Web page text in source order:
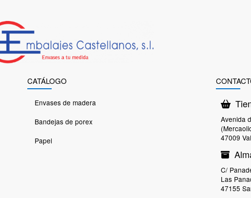
CATÁLOGO
Envases de madera
Bandejas de porex
Papel
Avenida
47009
C/
Las
47155